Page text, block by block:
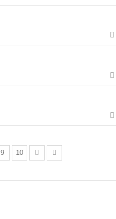
9 10